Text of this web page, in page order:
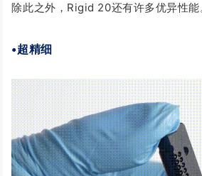
除此之外，Rigid 20还有许多优异性能
•超精细